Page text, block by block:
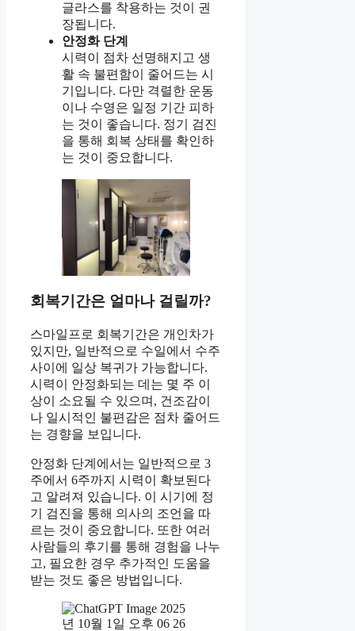
글라스를 착용하는 것이 권
장됩니다.
안정화 단계
시력이 점차 선명해지고 생
활 속 불편함이 줄어드는 시
기입니다. 다만 격렬한 운동
이나 수영은 일정 기간 피하
는 것이 좋습니다. 정기 검진
을 통해 회복 상태를 확인하
는 것이 중요합니다.
회복기간은 얼마나 걸릴까?
스마일프로 회복기간은 개인차가
있지만, 일반적으로 수일에서 수주
사이에 일상 복귀가 가능합니다.
시력이 안정화되는 데는 몇 주 이
상이 소요될 수 있으며, 건조감이
나 일시적인 불편감은 점차 줄어드
는 경향을 보입니다.
안정화 단계에서는 일반적으로 3
주에서 6주까지 시력이 확보된다
고 알려져 있습니다. 이 시기에 정
기 검진을 통해 의사의 조언을 따
르는 것이 중요합니다. 또한 여러
사람들의 후기를 통해 경험을 나누
고, 필요한 경우 추가적인 도움을
받는 것도 좋은 방법입니다.